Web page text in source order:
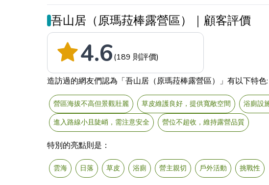
吾山居（原瑪菈棒露營區）｜顧客評價
4.6(189 則評價)
造訪過的網友們認為「吾山居（原瑪菈棒露營區）」有以下特色:
營區海拔不高但景觀壯麗 草皮維護良好，提供寬敞空間 浴廁設
進入路線小且陡峭，需注意安全
營位不超收，維持露營品質
特別的亮點則是：
雲海 日落 草皮 浴廁 營主親切 戶外活動 挑戰性